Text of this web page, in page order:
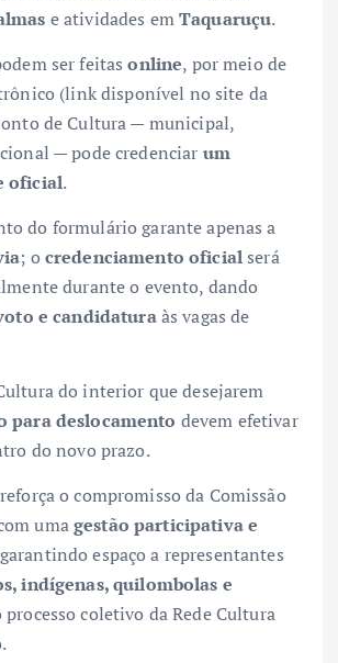
e atividades emTaquaruçu.
ser feitasonline, por meio de
(link disponível no site da
de Cultura — municipal,
— pode credenciar um
oficial.
do formulário garante apenas a
; ocredenciamento oficialserá
durante o evento, dando
e candidaturaàs vagas de
do interior que desejarem
para deslocamento devem efetivar
do novo prazo.
o compromisso da Comissão
umagestão participativa e
espaço a representantes
indígenas, quilombolas e
processo coletivo da Rede Cultura